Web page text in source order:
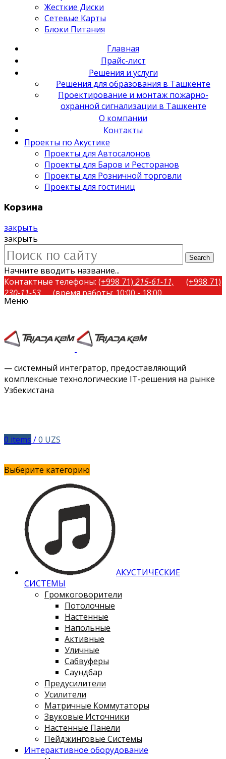
Жесткие Диски
Сетевые Карты
Блоки Питания
Главная
Прайс-лист
Решения и услуги
Решения для образования в Ташкенте
Проектирование и монтаж пожарно-
охранной сигнализации в Ташкенте
О компании
Контакты
Проекты по Акустике
Проекты для Автосалонов
Проекты для Баров и Ресторанов
Проекты для Розничной торговли
Проекты для гостиниц
Корзина
закрыть
закрыть
Search
Начните вводить название...
Контактные телефоны: (+998 71) 215-61-11,
(+998 71)
230-11-53
(время работы: 10:00 - 18:00,
понедельник-пятница)
Instagram
Vimeo
Меню
— системный интегратор, предоставляющий
комплексные технологические IT-решения на рынке
Узбекистана
0 items /0 UZS
Выберите категорию
АКУСТИЧЕСКИЕ
СИСТЕМЫ
Громкоговорители
Потолочные
Настенные
Напольные
Активные
Уличные
Сабвуферы
Саундбар
Предусилители
Усилители
Матричные Коммутаторы
Звуковые Источники
Настенные Панели
Пейджинговые Системы
Интерактивное оборудование